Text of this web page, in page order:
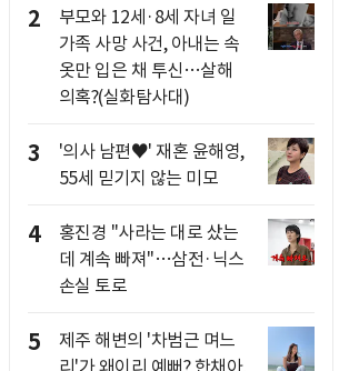
2
부모와 12세·8세 자녀 일
가족 사망 사건, 아내는 속
옷만 입은 채 투신…살해
의혹?(실화탐사대)
3
'의사 남편♥' 재혼 윤해영,
55세 믿기지 않는 미모
4
홍진경 "사라는 대로 샀는
데 계속 빠져"…삼전·닉스
손실 토로
5
제주 해변의 '차범근 며느
리'가 왜이리 예뻐? 한채아,